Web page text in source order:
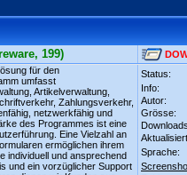
199)
für den
umfasst
Artikelverwaltung,
Zahlungsverkehr,
netzwerkfähig und
des Programmes ist eine
Eine Vielzahl an
ermöglichen ihrem
individuell und ansprechend
und ein vorzüglicher Support
Status:
Info:
Autor:
Grösse:
Sprache: